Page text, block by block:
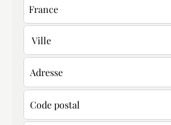
France
Ville